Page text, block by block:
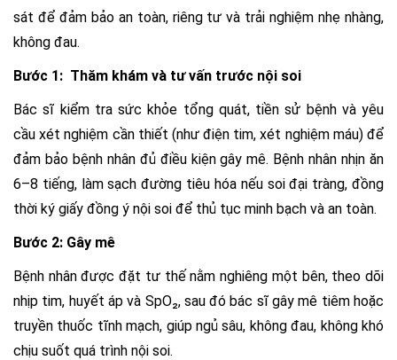
sát để đảm bảo an toàn, riêng tư và trải nghiệm nhẹ nhàng,
không đau.
Bước 1: Thăm khám và tư vấn trước nội soi
Bác sĩ kiểm tra sức khỏe tổng quát, tiền sử bệnh và yêu
cầu xét nghiệm cần thiết (như điện tim, xét nghiệm máu) để
đảm bảo bệnh nhân đủ điều kiện gây mê. Bệnh nhân nhịn ăn
6–8 tiếng, làm sạch đường tiêu hóa nếu soi đại tràng, đồng
thời ký giấy đồng ý nội soi để thủ tục minh bạch và an toàn.
Bước 2: Gây mê
Bệnh nhân được đặt tư thế nằm nghiêng một bên, theo dõi
nhịp tim, huyết áp và SpO₂, sau đó bác sĩ gây mê tiêm hoặc
truyền thuốc tĩnh mạch, giúp ngủ sâu, không đau, không khó
chịu suốt quá trình nội soi.